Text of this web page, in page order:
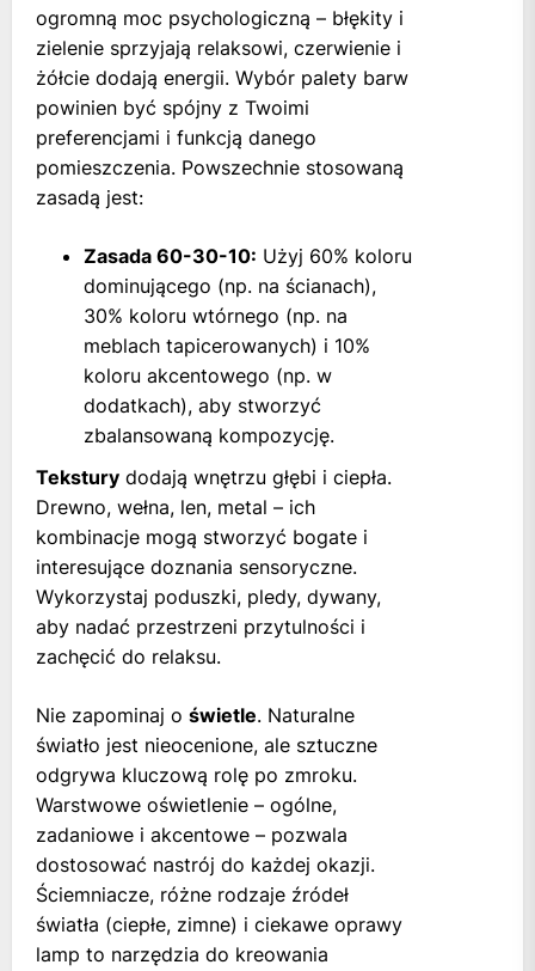
ogromną moc psychologiczną – błękity i
zielenie sprzyjają relaksowi, czerwienie i
żółcie dodają energii. Wybór palety barw
powinien być spójny z Twoimi
preferencjami i funkcją danego
pomieszczenia. Powszechnie stosowaną
zasadą jest:
Zasada 60-30-10: Użyj 60% koloru
dominującego (np. na ścianach),
30% koloru wtórnego (np. na
meblach tapicerowanych) i 10%
koloru akcentowego (np. w
dodatkach), aby stworzyć
zbalansowaną kompozycję.
Tekstury dodają wnętrzu głębi i ciepła.
Drewno, wełna, len, metal – ich
kombinacje mogą stworzyć bogate i
interesujące doznania sensoryczne.
Wykorzystaj poduszki, pledy, dywany,
aby nadać przestrzeni przytulności i
zachęcić do relaksu.
Nie zapominaj o świetle. Naturalne
światło jest nieocenione, ale sztuczne
odgrywa kluczową rolę po zmroku.
Warstwowe oświetlenie – ogólne,
zadaniowe i akcentowe – pozwala
dostosować nastrój do każdej okazji.
Ściemniacze, różne rodzaje źródeł
światła (ciepłe, zimne) i ciekawe oprawy
lamp to narzędzia do kreowania